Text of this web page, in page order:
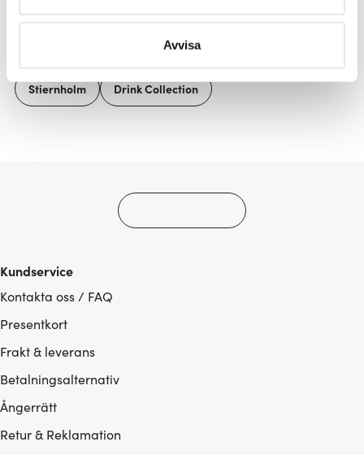
Du kan ändra eller dra tillbaka ditt samtycke när som
Vi använder cookies för att innehållet och annonserna
Avvisa
Stiernholm Drink Collection
Kundservice
Kontakta oss / FAQ
Presentkort
Frakt & leverans
Betalningsalternativ
Ångerrätt
Retur & Reklamation